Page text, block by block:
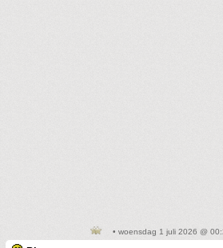
• woensdag 1 juli 2026 @